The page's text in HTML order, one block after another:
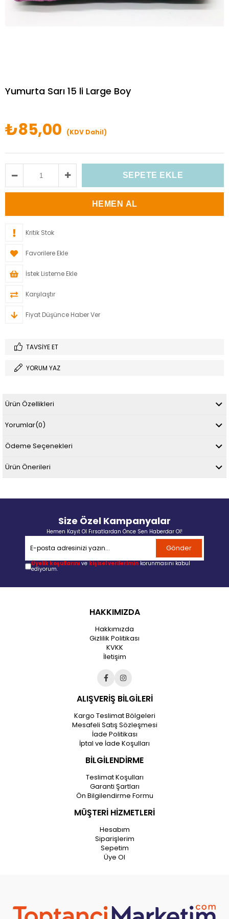
Yumurta Sarı 15 li Large Boy
₺85,00 (KDV Dahil)
Kritik Stok
Favorilere Ekle
İstek Listeme Ekle
Karşılaştır
Fiyat Düşünce Haber Ver
TAVSIYE ET
YORUM YAZ
Ürün Özellikleri
Yorumlar(0)
Ödeme Seçenekleri
Ürün Önerileri
Size Özel Kampanyalar
Hemen Kayıt Ol Fırsatlardan Önce Sen Haberdar Ol!
Gönder
Üyelik koşullarını ve kişisel verilerimin korunmasını kabul
ediyorum.
HAKKIMIZDA
Hakkımızda
Gizlilik Politikası
KVKK
İletişim
ALIŞVERİŞ BİLGİLERİ
Kargo Teslimat Bölgeleri
Mesafeli Satış Sözleşmesi
İade Politikası
İptal ve İade Koşulları
BİLGİLENDİRME
Teslimat Koşulları
Garanti Şartları
Ön Bilgilendirme Formu
MÜŞTERİ HİZMETLERİ
Hesabım
Siparişlerim
Sepetim
Üye Ol